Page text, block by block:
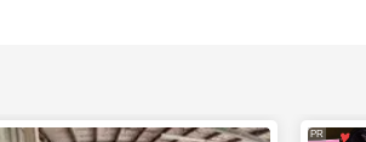
PR